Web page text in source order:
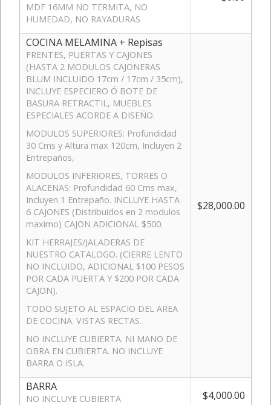
MDF 16MM NO TERMITA, NO
HUMEDAD, NO RAYADURAS
COCINA MELAMINA + Repisas
FRENTES, PUERTAS Y CAJONES
(HASTA 2 MODULOS CAJONERAS
BLUM INCLUIDO 17cm / 17cm / 35cm),
INCLUYE ESPECIERO Ó BOTE DE
BASURA RETRACTIL, MUEBLES
ESPECIALES ACORDE A DISEÑO.
MODULOS SUPERIORES: Profundidad
30 Cms y Altura max 120cm, Incluyen 2
Entrepaños,
MODULOS INFERIORES, TORRES O
ALACENAS: Profundidad 60 Cms max,
Incluyen 1 Entrepaño. INCLUYE HASTA
6 CAJONES (Distribuidos en 2 modulos
maximo) CAJON ADICIONAL $500.
KIT HERRAJES/JALADERAS DE
NUESTRO CATALOGO. (CIERRE LENTO
NO INCLUIDO, ADICIONAL $100 PESOS
POR CADA PUERTA Y $200 POR CADA
CAJON).
TODO SUJETO AL ESPACIO DEL AREA
DE COCINA. VISTAS RECTAS.
NO INCLUYE CUBIERTA. NI MANO DE
OBRA EN CUBIERTA. NO INCLUYE
BARRA O ISLA.
$28,000.00
BARRA
NO INCLUYE CUBIERTA $4,000.00